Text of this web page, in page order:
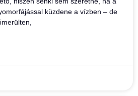
küzdene a vízben – de